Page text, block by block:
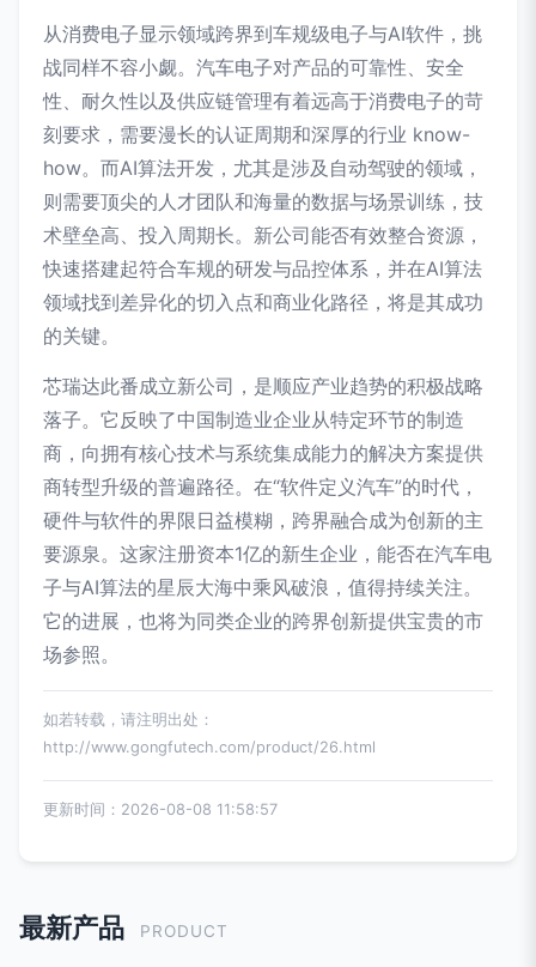
从消费电子显示领域跨界到车规级电子与AI软件，挑
战同样不容小觑。汽车电子对产品的可靠性、安全
性、耐久性以及供应链管理有着远高于消费电子的苛
刻要求，需要漫长的认证周期和深厚的行业 know-
how。而AI算法开发，尤其是涉及自动驾驶的领域，
则需要顶尖的人才团队和海量的数据与场景训练，技
术壁垒高、投入周期长。新公司能否有效整合资源，
快速搭建起符合车规的研发与品控体系，并在AI算法
领域找到差异化的切入点和商业化路径，将是其成功
的关键。
芯瑞达此番成立新公司，是顺应产业趋势的积极战略
落子。它反映了中国制造业企业从特定环节的制造
商，向拥有核心技术与系统集成能力的解决方案提供
商转型升级的普遍路径。在“软件定义汽车”的时代，
硬件与软件的界限日益模糊，跨界融合成为创新的主
要源泉。这家注册资本1亿的新生企业，能否在汽车电
子与AI算法的星辰大海中乘风破浪，值得持续关注。
它的进展，也将为同类企业的跨界创新提供宝贵的市
场参照。
如若转载，请注明出处：
http://www.gongfutech.com/product/26.html
更新时间：2026-08-08 11:58:57
最新产品 PRODUCT